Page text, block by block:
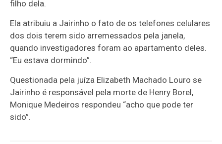
filho dela.
Ela atribuiu a Jairinho o fato de os telefones celulares
dos dois terem sido arremessados pela janela,
quando investigadores foram ao apartamento deles.
“Eu estava dormindo”.
Questionada pela juíza Elizabeth Machado Louro se
Jairinho é responsável pela morte de Henry Borel,
Monique Medeiros respondeu “acho que pode ter
sido”.